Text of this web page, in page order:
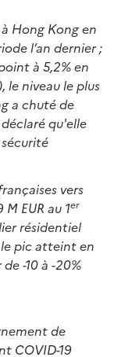
Hong Kong en
l’an dernier ;
à 5,2% en
le niveau le plus
a chuté de
qu'elle
vers
EUR au 1er
résidentiel
pic atteint en
-10 à -20%
de
COVID-19